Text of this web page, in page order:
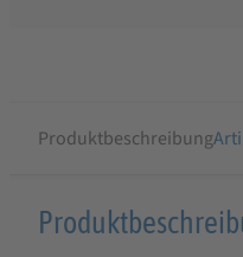
Produktbeschreibung